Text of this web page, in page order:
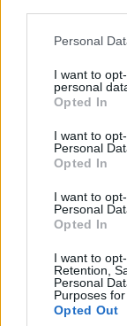
Personal
I want to
personal
Opted In
I want to
Personal
Opted In
I want to
Personal
Opted In
I want to
Retention,
Personal
Purposes
Opted Out
William Nylander
Marneria
LIITTYVÄT
50